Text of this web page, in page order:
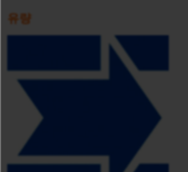
유량